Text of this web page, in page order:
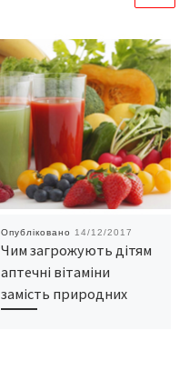
Опубліковано 14/12/2017
Чим загрожують дітям
аптечні вітаміни
замість природних